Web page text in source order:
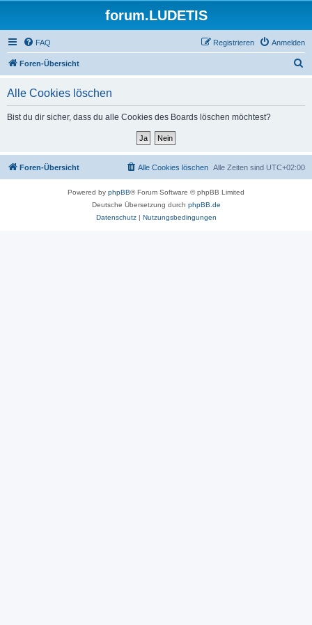
forum.LUDETIS
FAQ Anmelden
Registrieren
Foren-Übersicht
Alle Cookies löschen
Bist du dir sicher, dass du alle Cookies des Boards löschen möchtest?
Foren-Übersicht Alle Zeiten sind UTC+02:00
Alle Cookies löschen
Powered by phpBB® Forum Software © phpBB Limited
Deutsche Übersetzung durch phpBB.de
Datenschutz| Nutzungsbedingungen